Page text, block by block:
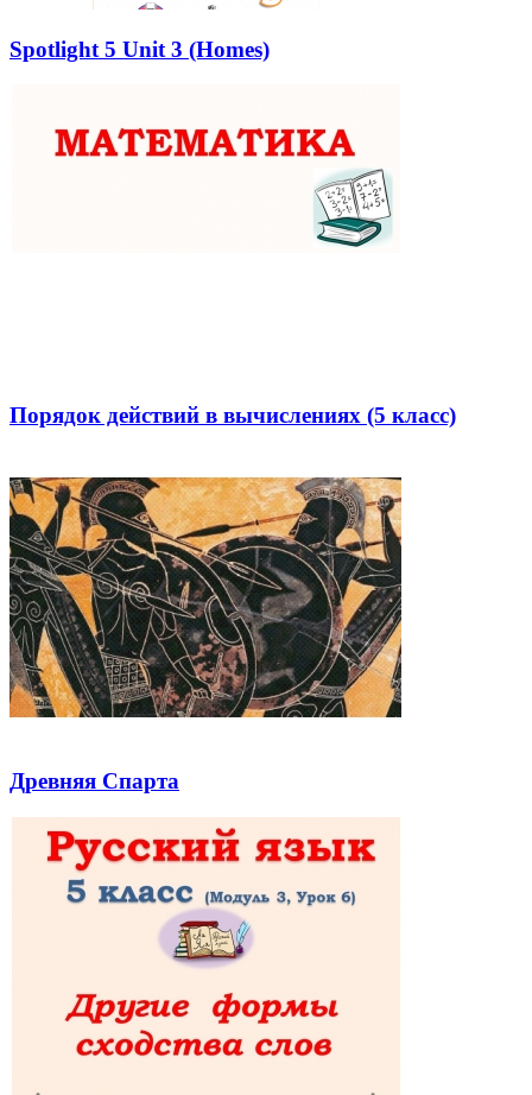
Spotlight 5 Unit 3 (Homes)
Порядок действий в вычислениях (5 класс)
Древняя Спарта